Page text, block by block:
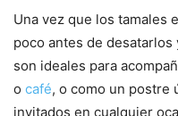
Una vez que los tamales
poco antes de
son ideales para
o café, o como un postre
invitados en cualquier